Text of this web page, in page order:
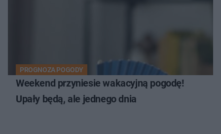
PROGNOZA POGODY
Weekend przyniesie wakacyjną pogodę!
Upały będą, ale jednego dnia